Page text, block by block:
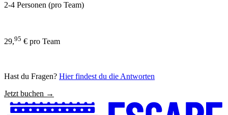
2-4 Personen (pro Team)
29,95 € pro Team
Hast du Fragen? Hier findest du die Antworten
Jetzt buchen →